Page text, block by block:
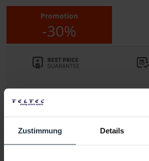
Zustimmung Details
Promotion
-30%
1-2 weeks from order